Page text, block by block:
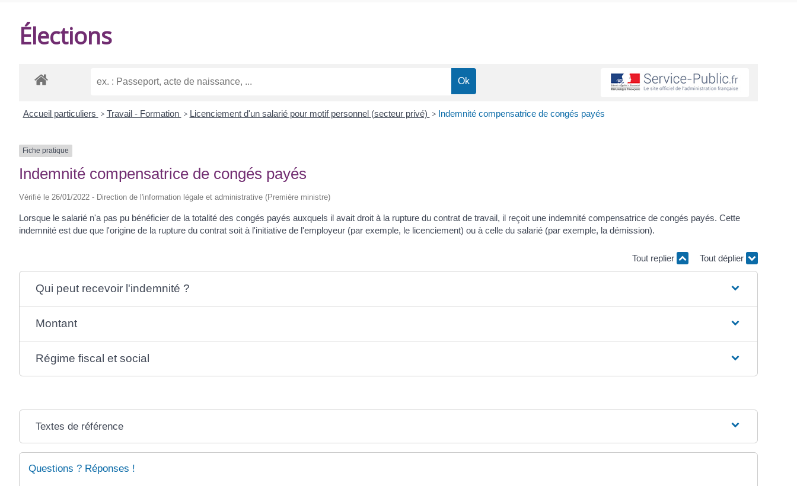
Élections
Accueil particuliers > Travail - Formation > Licenciement d'un salarié pour motif personnel (secteur privé) > Indemnité compensatrice de congés payés
Fiche pratique
Indemnité compensatrice de congés payés
Vérifié le 26/01/2022 - Direction de l'information légale et administrative (Première ministre)
Lorsque le salarié n'a pas pu bénéficier de la totalité des congés payés auxquels il avait droit à la rupture du contrat de travail, il reçoit une indemnité compensatrice de congés payés. Cette
indemnité est due que l'origine de la rupture du contrat soit à l'initiative de l'employeur (par exemple, le licenciement) ou à celle du salarié (par exemple, la démission).
Tout replier Tout déplier
Qui peut recevoir l'indemnité ?
Montant
Régime fiscal et social
Textes de référence
Questions ? Réponses !